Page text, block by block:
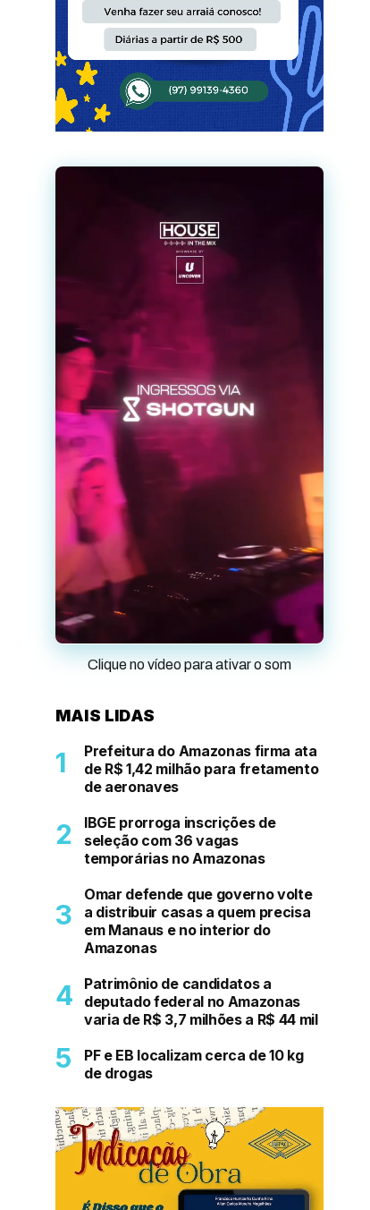
Clique no vídeo para ativar o som
MAIS LIDAS
Prefeitura do Amazonas firma ata
de R$ 1,42 milhão para fretamento
de aeronaves
IBGE prorroga inscrições de
seleção com 36 vagas
temporárias no Amazonas
Omar defende que governo volte
a distribuir casas a quem precisa
em Manaus e no interior do
Amazonas
Patrimônio de candidatos a
deputado federal no Amazonas
varia de R$ 3,7 milhões a R$ 44 mil
PF e EB localizam cerca de 10 kg
de drogas